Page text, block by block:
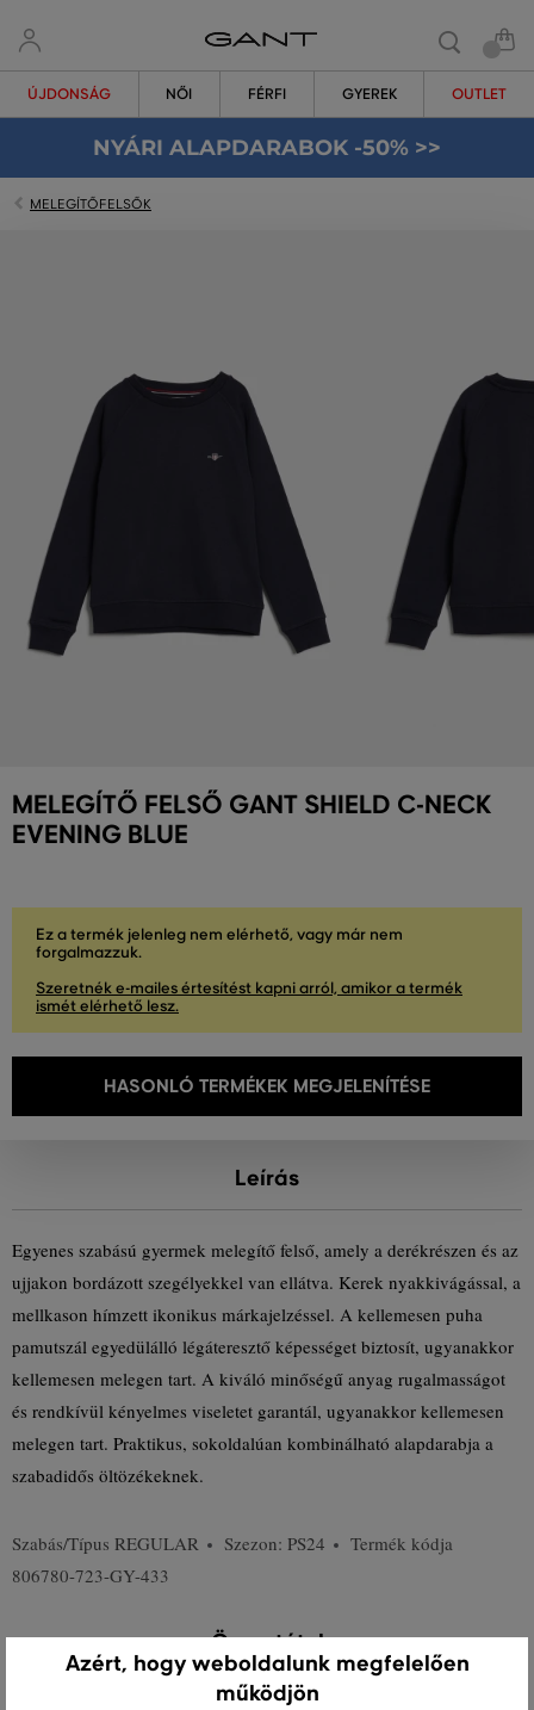
ÚJDONSÁG NŐI FÉRFI GYEREK OUTLET
NYÁRI ALAPDARABOK -50% >>
MELEGÍTŐFELSŐK
MELEGÍTŐ FELSŐ GANT SHIELD C-NECK
EVENING BLUE
Ez a termék jelenleg nem elérhető, vagy már nem
forgalmazzuk.
Szeretnék e-mailes értesítést kapni arról, amikor a termék
ismét elérhető lesz.
HASONLÓ TERMÉKEK MEGJELENÍTÉSE
Leírás
Egyenes szabású gyermek melegítő felső, amely a derékrészen és az
ujjakon bordázott szegélyekkel van ellátva. Kerek nyakkivágással, a
mellkason hímzett ikonikus márkajelzéssel. A kellemesen puha
pamutszál egyedülálló légáteresztő képességet biztosít, ugyanakkor
kellemesen melegen tart. A kiváló minőségű anyag rugalmasságot
és rendkívül kényelmes viseletet garantál, ugyanakkor kellemesen
melegen tart. Praktikus, sokoldalúan kombinálható alapdarabja a
szabadidős öltözékeknek.
Szabás/Típus REGULAR Szezon: PS24
Termék kódja
806780-723-GY-433
Összetétel
Azért, hogy weboldalunk megfelelően
működjön